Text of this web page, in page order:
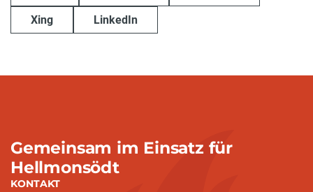
Xing LinkedIn
Gemeinsam im Einsatz für
Hellmonsödt
KONTAKT